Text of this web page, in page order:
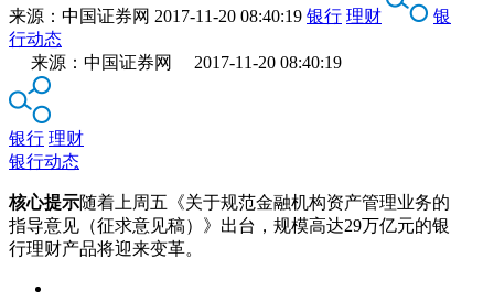
来源： 中国证券网 2017-11-20 08:40:19 银行 理财
银
行动态
来源：中国证券网 2017-11-20 08:40:19
银行 理财
银行动态
核心提示随着上周五《关于规范金融机构资产管理业务的
指导意见（征求意见稿）》出台，规模高达29万亿元的银
行理财产品将迎来变革。